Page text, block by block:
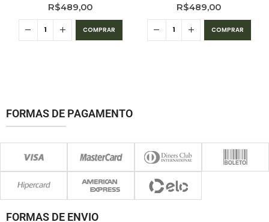
R$489,00
COMPRAR
R$489,00
COMPRAR
FORMAS DE PAGAMENTO
FORMAS DE ENVIO